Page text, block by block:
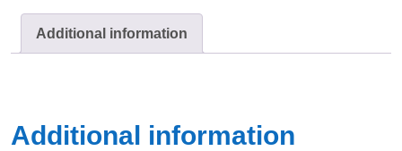
Additional information
Additional information